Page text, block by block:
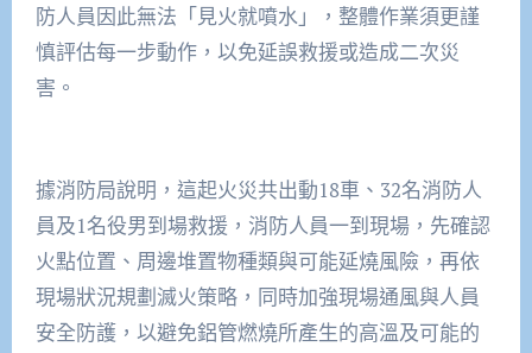
防人員因此無法「見火就噴水」，整體作業須更謹
慎評估每一步動作，以免延誤救援或造成二次災
害。
據消防局說明，這起火災共出動18車、32名消防人
員及1名役男到場救援，消防人員一到現場，先確認
火點位置、周邊堆置物種類與可能延燒風險，再依
現場狀況規劃滅火策略，同時加強現場通風與人員
安全防護，以避免鋁管燃燒所產生的高溫及可能的